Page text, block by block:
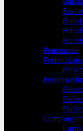
Hotel
Pensionen